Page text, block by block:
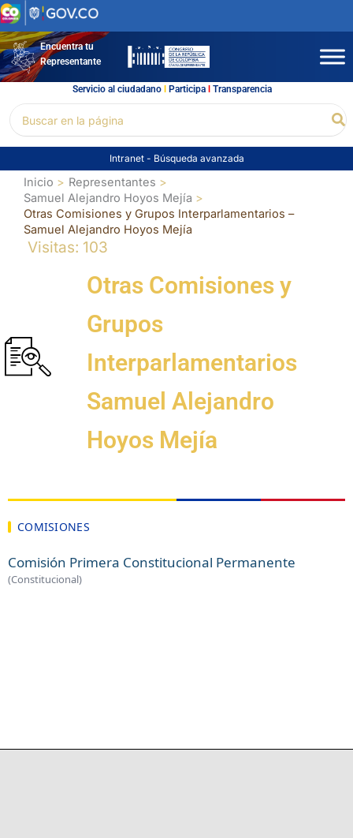
Ir
al
contenidoEncuentra tu
Representante
Servicio al ciudadano l Participal Transparencia
por:
Intranet - Búsqueda avanzada
Inicio
Representantes
Samuel Alejandro Hoyos Mejía
Otras Comisiones y Grupos Interparlamentarios –
Samuel Alejandro Hoyos Mejía
Visitas: 103
Otras Comisiones y
Grupos
Interparlamentarios
Samuel Alejandro
Hoyos Mejía
COMISIONES
Comisión Primera Constitucional Permanente
(Constitucional)